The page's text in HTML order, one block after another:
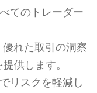
てのトレーダー
れた取引の洞察
供します。
リスクを軽減し